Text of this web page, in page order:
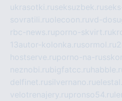
ukrasotki.ruseksuzbek.ru
sovratili.ruolecoon.ruvd-
rbc-news.ruporno-skvirt.ru
13autor-kolonka.rusormol.ru
hostserve.ruporno-na-
neznobi.rubigfatcc.ru
delfinet.rusilvernano.ru
velotrenajery.rupronso54.ru